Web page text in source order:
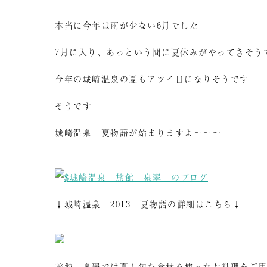
本当に今年は雨が少ない6月でした
7月に入り、あっという間に夏休みがやってきそう
今年の城崎温泉の夏もアツイ日になりそうです
そうです
城崎温泉 夏物語が始まりますよ～～～
↓城崎温泉 2013 夏物語の詳細はこちら↓